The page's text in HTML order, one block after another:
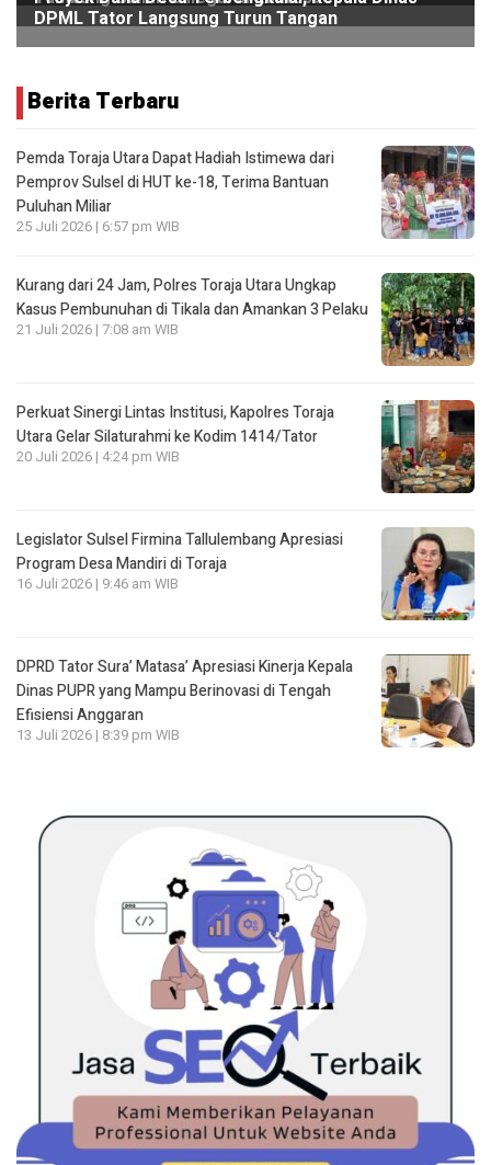
Berita Terbaru
Pemda Toraja Utara Dapat Hadiah Istimewa dari
Pemprov Sulsel di HUT ke-18, Terima Bantuan
Puluhan Miliar
25 Juli 2026 | 6:57 pm WIB
Kurang dari 24 Jam, Polres Toraja Utara Ungkap
Kasus Pembunuhan di Tikala dan Amankan 3 Pelaku
21 Juli 2026 | 7:08 am WIB
Perkuat Sinergi Lintas Institusi, Kapolres Toraja
Utara Gelar Silaturahmi ke Kodim 1414/Tator
20 Juli 2026 | 4:24 pm WIB
Legislator Sulsel Firmina Tallulembang Apresiasi
Program Desa Mandiri di Toraja
16 Juli 2026 | 9:46 am WIB
DPRD Tator Sura’ Matasa’ Apresiasi Kinerja Kepala
Dinas PUPR yang Mampu Berinovasi di Tengah
Efisiensi Anggaran
13 Juli 2026 | 8:39 pm WIB